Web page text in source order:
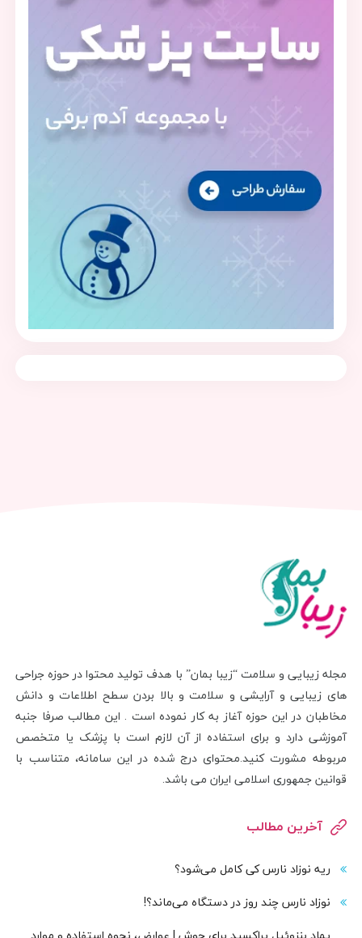
مجله زیبایی و سلامت “زیبا بمان” با هدف تولید محتوا در حوزه جراحی
های زیبایی و آرایشی و سلامت و بالا بردن سطح اطلاعات و دانش
مخاطبان در این حوزه آغاز به کار نموده است . این مطالب صرفا جنبه
آموزشی دارد و برای استفاده از آن لازم است با پزشک یا متخصص
مربوطه مشورت کنید.محتوای درج شده در این سامانه، متناسب با
قوانین جمهوری اسلامی ایران می باشد.
آخرین مطالب
ریه نوزاد نارس کی کامل می‌شود؟
نوزاد نارس چند روز در دستگاه می‌ماند؟!